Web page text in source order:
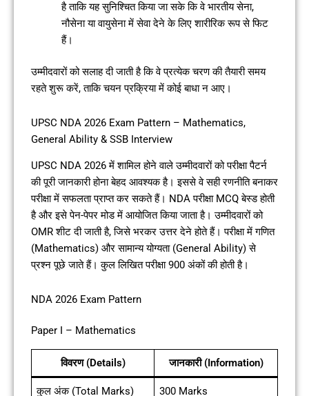
है ताकि यह सुनिश्चित किया जा सके कि वे भारतीय सेना,
नौसेना या वायुसेना में सेवा देने के लिए शारीरिक रूप से फिट
हैं।
उम्मीदवारों को सलाह दी जाती है कि वे प्रत्येक चरण की तैयारी समय
रहते शुरू करें, ताकि चयन प्रक्रिया में कोई बाधा न आए।
UPSC NDA 2026 Exam Pattern – Mathematics,
General Ability & SSB Interview
UPSC NDA 2026 में शामिल होने वाले उम्मीदवारों को परीक्षा पैटर्न
की पूरी जानकारी होना बेहद आवश्यक है। इससे वे सही रणनीति बनाकर
परीक्षा में सफलता प्राप्त कर सकते हैं। NDA परीक्षा MCQ बेस्ड होती
है और इसे पेन-पेपर मोड में आयोजित किया जाता है। उम्मीदवारों को
OMR शीट दी जाती है, जिसे भरकर उत्तर देने होते हैं। परीक्षा में गणित
(Mathematics) और सामान्य योग्यता (General Ability) से
प्रश्न पूछे जाते हैं। कुल लिखित परीक्षा 900 अंकों की होती है।
NDA 2026 Exam Pattern
Paper I – Mathematics
विवरण (Details) जानकारी (Information)
कुल अंक (Total Marks) 300 Marks